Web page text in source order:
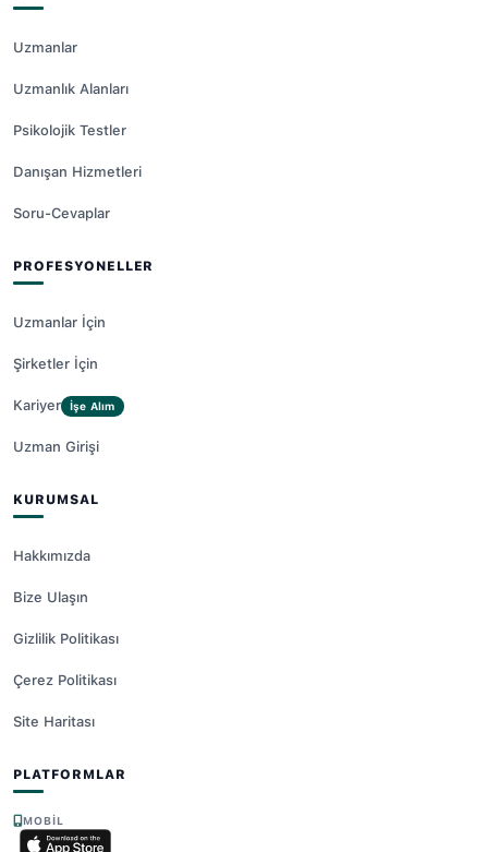
Uzmanlar
Uzmanlık Alanları
Psikolojik Testler
Danışan Hizmetleri
Soru-Cevaplar
PROFESYONELLER
Uzmanlar İçin
Şirketler İçin
Kariyer İşe Alım
Uzman Girişi
KURUMSAL
Hakkımızda
Bize Ulaşın
Gizlilik Politikası
Çerez Politikası
Site Haritası
PLATFORMLAR
MOBIL